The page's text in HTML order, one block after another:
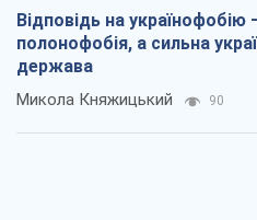
Відповідь на українофобію
полонофобія, а сильна
держава
Микола Княжицький 90